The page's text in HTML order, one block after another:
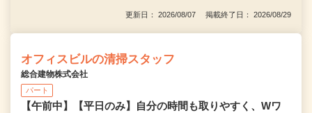
更新日： 2026/08/07 掲載終了日： 2026/08/29
オフィスビルの清掃スタッフ
総合建物株式会社
パート
【午前中】【平日のみ】自分の時間も取りやすく、Wワ